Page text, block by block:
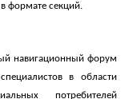
формате секций.
навигационный форум
в области
потребителей